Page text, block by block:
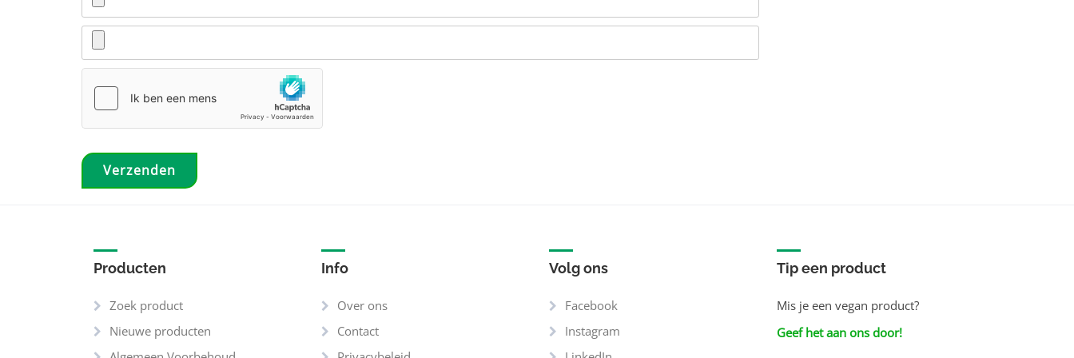
Producten
Zoek product
Nieuwe producten
Info
Over ons
Contact
Volg ons
Facebook
Instagram
Tip een product
Mis je een vegan product?
Geef het aan ons door!